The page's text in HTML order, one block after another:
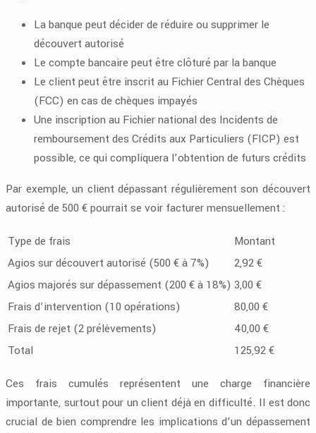
La banque peut décider de réduire ou supprimer le
découvert autorisé
Le compte bancaire peut être clôturé par la banque
Le client peut être inscrit au Fichier Central des Chèques
(FCC) en cas de chèques impayés
Une inscription au Fichier national des Incidents de
remboursement des Crédits aux Particuliers (FICP) est
possible, ce qui compliquera l’obtention de futurs crédits
Par exemple, un client dépassant régulièrement son découvert
autorisé de 500 € pourrait se voir facturer mensuellement :
Type de frais
Montant
Agios sur découvert autorisé (500 € à 7%)
2,92 €
Agios majorés sur dépassement (200 € à 18%) 3,00 €
Frais d’intervention (10 opérations)
80,00 €
Frais de rejet (2 prélèvements)
40,00 €
Total
125,92 €
Ces frais cumulés représentent une charge financière
importante, surtout pour un client déjà en difficulté. Il est donc
crucial de bien comprendre les implications d’un dépassement